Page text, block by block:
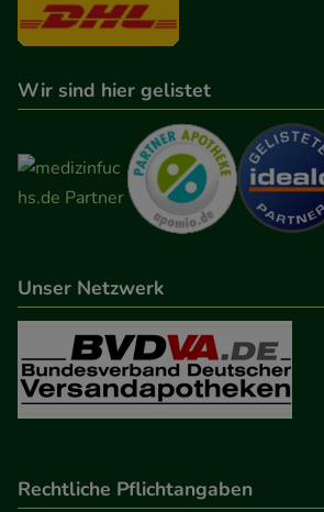
Wir sind hier gelistet
Unser Netzwerk
Rechtliche Pflichtangaben